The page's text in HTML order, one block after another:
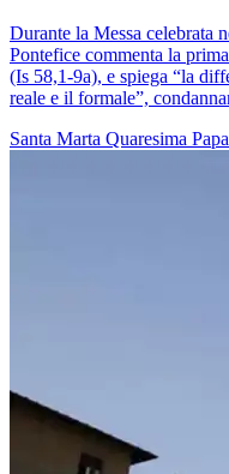
Durante la Messa celebrata
Pontefice commenta la
(Is 58,1-9a), e spiega “la
reale e il formale”,
Santa Marta Quaresima